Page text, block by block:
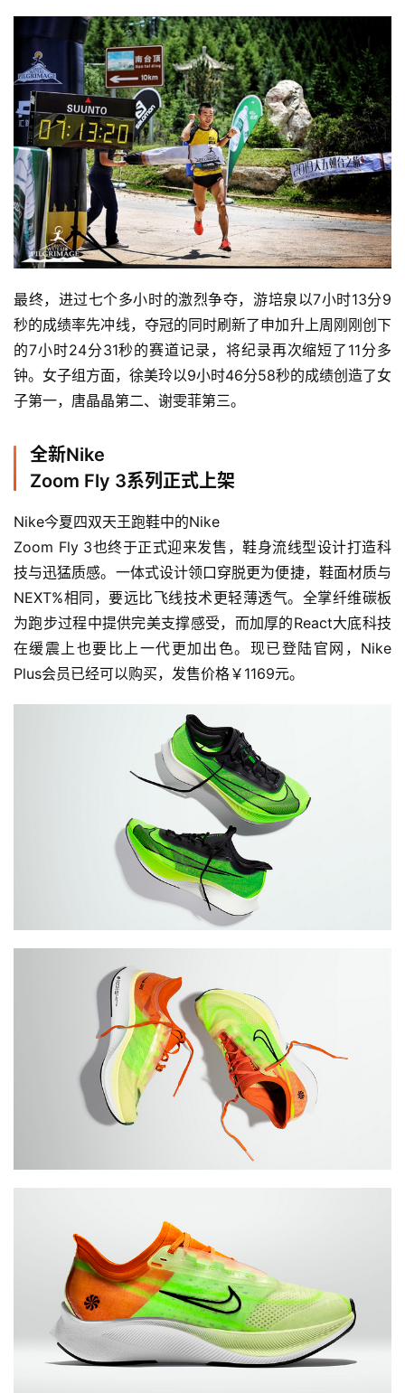
最终，进过七个多小时的激烈争夺，游培泉以7小时13分9
秒的成绩率先冲线，夺冠的同时刷新了申加升上周刚刚创下
的7小时24分31秒的赛道记录，将纪录再次缩短了11分多
钟。女子组方面，徐美玲以9小时46分58秒的成绩创造了女
子第一，唐晶晶第二、谢雯菲第三。
全新Nike
Zoom Fly 3系列正式上架
Nike今夏四双天王跑鞋中的Nike
Zoom Fly 3也终于正式迎来发售，鞋身流线型设计打造科
技与迅猛质感。一体式设计领口穿脱更为便捷，鞋面材质与
NEXT%相同，要远比飞线技术更轻薄透气。全掌纤维碳板
为跑步过程中提供完美支撑感受，而加厚的React大底科技
在缓震上也要比上一代更加出色。现已登陆官网，Nike
Plus会员已经可以购买，发售价格￥1169元。